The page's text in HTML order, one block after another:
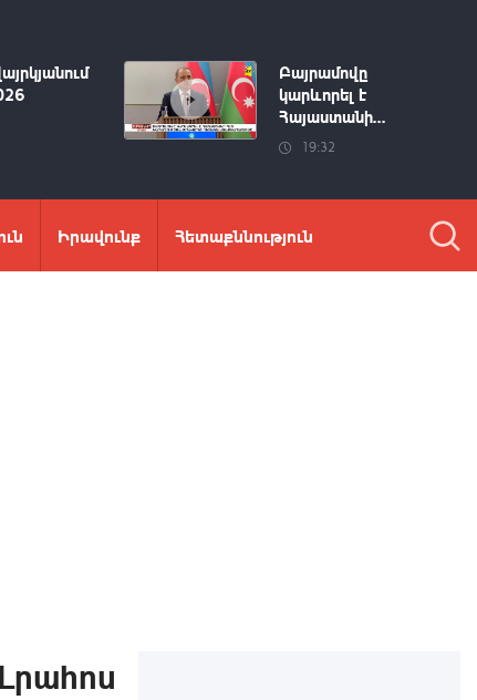
Բայրամովը
կարևորել է
Հայաստանի...
19:32
Իրավունք Հետաքննություն
Լրահոս